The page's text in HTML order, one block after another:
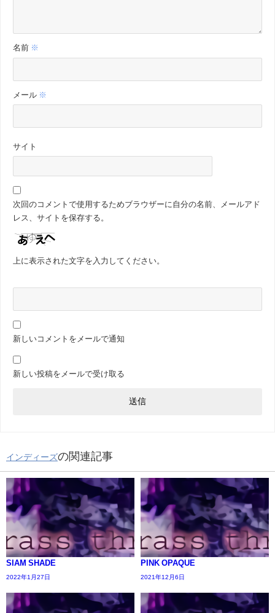
名前 ※
メール ※
サイト
次回のコメントで使用するためブラウザーに自分の名前、メールアド
レス、サイトを保存する。
上に表示された文字を入力してください。
新しいコメントをメールで通知
新しい投稿をメールで受け取る
インディーズの関連記事
SIAM SHADE
2022年1月27日
PINK OPAQUE
2021年12月6日